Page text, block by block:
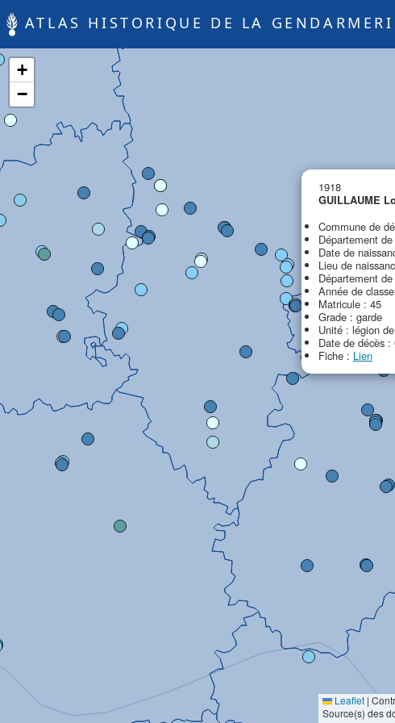
ATLAS HISTORIQUE DE LA
1918
GUILLAUME
Commune de
Département
Date de
Lieu de
Département
Année de
Matricule : 45
Grade : garde
Unité : légion
Date de décès :
Fiche : Lien
+
−
Leaflet |
Source(s) des